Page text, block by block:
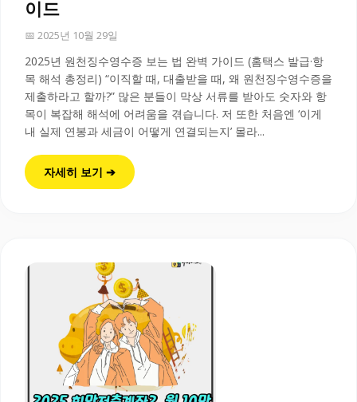
이드
📅 2025년 10월 29일
2025년 원천징수영수증 보는 법 완벽 가이드 (홈택스 발급·항
목 해석 총정리) “이직할 때, 대출받을 때, 왜 원천징수영수증을
제출하라고 할까?” 많은 분들이 막상 서류를 받아도 숫자와 항
목이 복잡해 해석에 어려움을 겪습니다. 저 또한 처음엔 ‘이게
내 실제 연봉과 세금이 어떻게 연결되는지’ 몰라...
자세히 보기 ➔